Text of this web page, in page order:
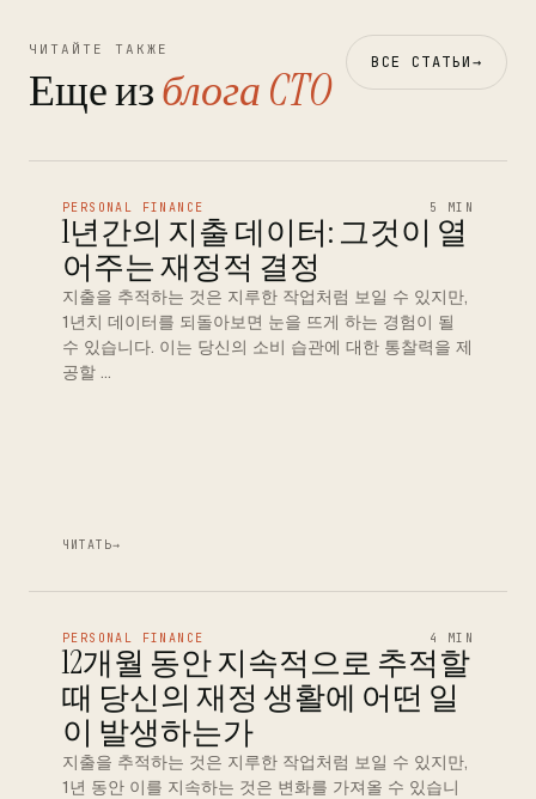
ЧИТАЙТЕ ТАКЖЕ
Еще изблога CTO ВСЕ СТАТЬИ→
PERSONAL FINANCE 5 MIN
1년간의 지출 데이터: 그것이 열
어주는 재정적 결정
지출을 추적하는 것은 지루한 작업처럼 보일 수 있지만,
1년치 데이터를 되돌아보면 눈을 뜨게 하는 경험이 될
수 있습니다. 이는 당신의 소비 습관에 대한 통찰력을 제
공할 …
ЧИТАТЬ→
PERSONAL FINANCE 4 MIN
12개월 동안 지속적으로 추적할
때 당신의 재정 생활에 어떤 일
이 발생하는가
지출을 추적하는 것은 지루한 작업처럼 보일 수 있지만,
1년 동안 이를 지속하는 것은 변화를 가져올 수 있습니